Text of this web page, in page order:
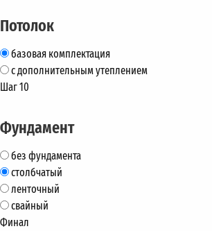
Потолок
базовая комплектация
с дополнительным утеплением
Шаг 10
Фундамент
без фундамента
столбчатый
ленточный
свайный
Финал